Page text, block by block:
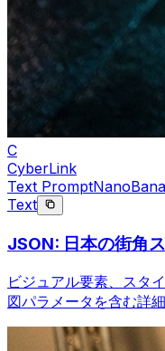
C
CyberLink
Text Prompt
Text
JSON: 日本の街角
ビジュアル要素、スタ
図パラメータを含む詳